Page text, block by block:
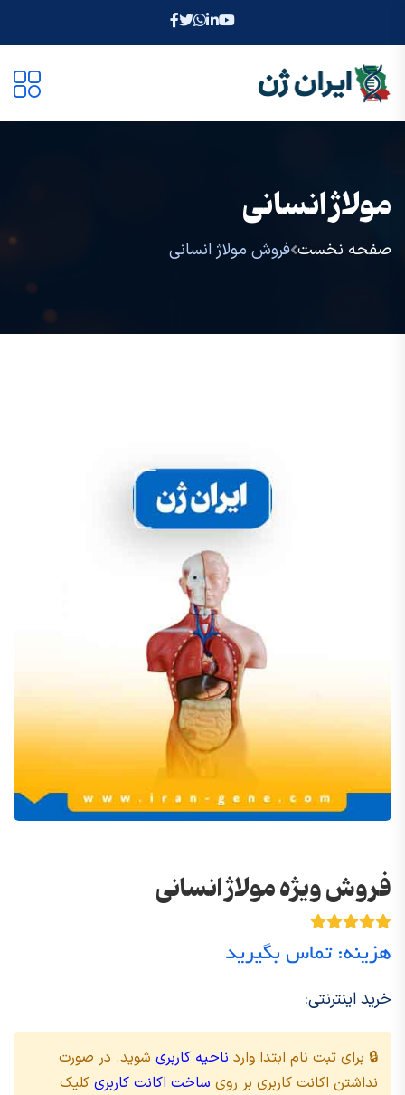
مولاژ انسانی
صفحه نخست فروش مولاژ انسانی
فروش ویژه مولاژ انسانی
هزینه: تماس بگیرید
خرید اینترنتی:
🔒 برای ثبت نام ابتدا وارد ناحیه کاربری شوید. در صورت
نداشتن اکانت کاربری بر روی ساخت اکانت کاربری کلیک